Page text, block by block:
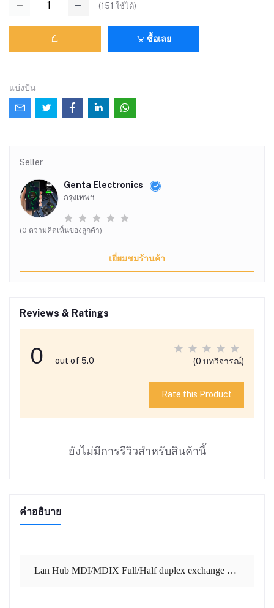
(151 ใช้ได้)
ซื้อเลย
แบ่งปัน
Seller
Genta Electronics
กรุงเทพฯ
(0 ความคิดเห็นของลูกค้า)
เยี่ยมชมร้านค้า
Reviews & Ratings
0 out of 5.0 (0 บทวิจารณ์)
Rate this Product
ยังไม่มีการรีวิวสำหรับสินค้านี้
คำอธิบาย
Lan Hub MDI/MDIX Full/Half duplex exchange รุ่น SG108 รับประกัน 5 ปี